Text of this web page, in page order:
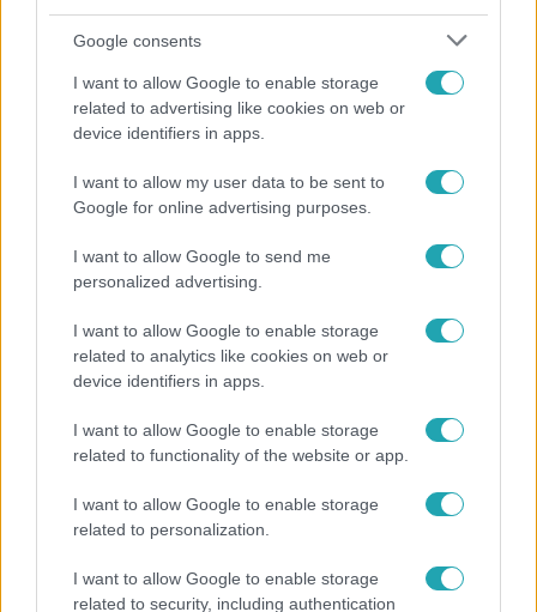
Google consents
I want to allow Google to enable storage
related to advertising like cookies on web or
device identifiers in apps.
I want to allow my user data to be sent to
Google for online advertising purposes.
I want to allow Google to send me
personalized advertising.
I want to allow Google to enable storage
related to analytics like cookies on web or
device identifiers in apps.
I want to allow Google to enable storage
related to functionality of the website or app.
I want to allow Google to enable storage
related to personalization.
I want to allow Google to enable storage
related to security, including authentication
Nem költözött vissza Nyíregyházára a szakítás
után Pap Dorci
"Nekem ő volt a herceg fehér lovon" - Széphalmi